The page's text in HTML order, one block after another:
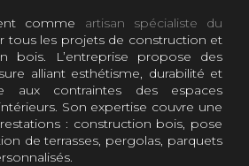
comme artisan spécialiste du
tous les projets de construction et
bois. L’entreprise propose des
alliant esthétisme, durabilité et
aux contraintes des espaces
Son expertise couvre une
: construction bois, pose
de terrasses, pergolas, parquets